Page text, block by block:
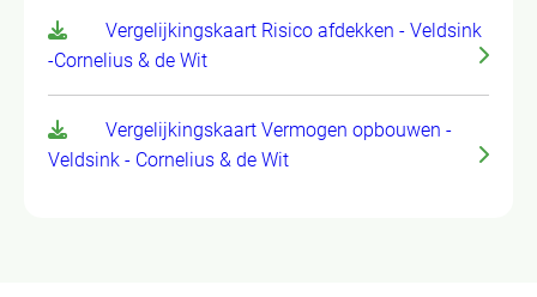
Vergelijkingskaart Risico afdekken - Veldsink
-Cornelius & de Wit
Vergelijkingskaart Vermogen opbouwen -
Veldsink - Cornelius & de Wit